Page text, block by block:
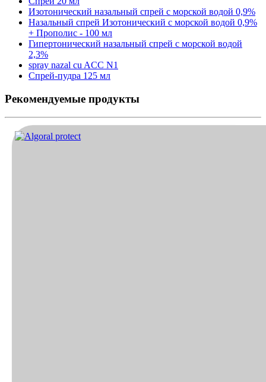
Изотонический назальный спрей с морской водой 0,9%
Назальный спрей Изотонический с морской водой 0,9%
+ Прополис - 100 мл
Гипертонический назальный спрей с морской водой
2,3%
spray nazal cu ACC N1
Спрей-пудра 125 мл
Рекомендуемые продукты